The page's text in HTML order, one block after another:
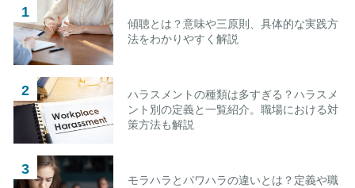
傾聴とは？意味や三原則、具体的な実践方
法をわかりやすく解説
ハラスメントの種類は多すぎる？ハラスメ
ント別の定義と一覧紹介。職場における対
策方法も解説
モラハラとパワハラの違いとは？定義や職